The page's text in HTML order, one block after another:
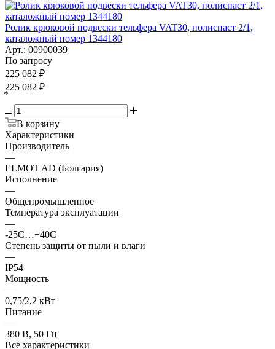
Ролик крюковой подвески тельфера VAT30, полиспаст 2/1,
каталожный номер 1344180
Арт.: 00900039
По запросу
225 082 ₽
225 082 ₽
*
В корзину
Характеристики
Производитель
—
ELMOT AD (Болгария)
Исполнение
—
Общепромышленное
Температура эксплуатации
—
-25С…+40С
Степень защиты от пыли и влаги
—
IP54
Мощность
—
0,75/2,2 кВт
Питание
—
380 В, 50 Гц
Все характеристики